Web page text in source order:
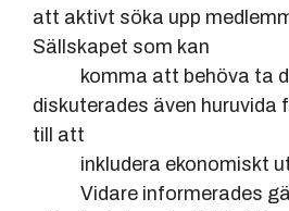
att aktivt söka upp
Sällskapet som kan
komma att behöva ta
diskuterades även huruvida
till att
inkludera ekonomiskt
Vidare informerades